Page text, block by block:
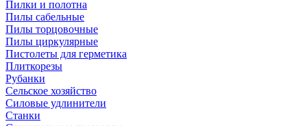
Пилки и полотна
Пилы сабельные
Пилы торцовочные
Пилы циркулярные
Пистолеты для герметика
Плиткорезы
Рубанки
Сельское хозяйство
Силовые удлинители
Станки